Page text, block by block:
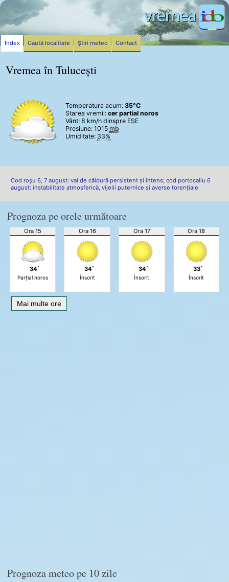
Vremea în Tulucești
Temperatura acum: 35°C
Starea vremii: cer partial noros
Vânt: 8 km/h dinspre ESE
Presiune: 1015 mb
Umiditate: 33%
Cod roșu 6, 7 august: val de căldură persistent și intens; cod portocaliu 6
august: instabilitate atmosferică, vijelii puternice și averse torențiale
Prognoza pe orele următoare
Ora 15
34˚
Parțial noros
Ora 16
34˚
Însorit
Ora 17
34˚
Însorit
Ora 18
33˚
Însorit
Mai multe ore
Prognoza meteo pe 10 zile
Index Caută localitate Știri meteo Contact